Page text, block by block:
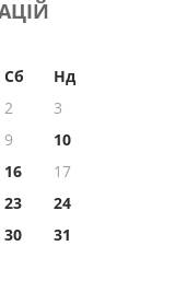
Сб
Нд
2
3
9
10
16
17
23
24
30
31